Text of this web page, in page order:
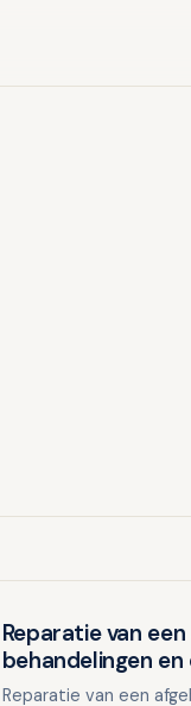
Overig nieuws
Reparatie van
behandelingen
Reparatie van een